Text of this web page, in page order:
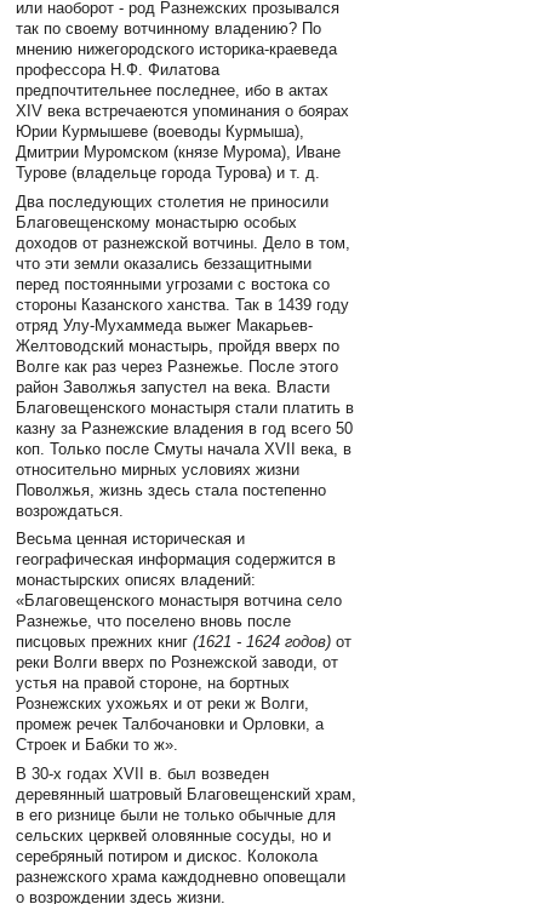
или наоборот - род Разнежских прозывался
так по своему вотчинному владению? По
мнению нижегородского историка-краеведа
профессора Н.Ф. Филатова
предпочтительнее последнее, ибо в актах
XIV века встречаеются упоминания о боярах
Юрии Курмышеве (воеводы Курмыша),
Дмитрии Муромском (князе Мурома), Иване
Турове (владельце города Турова) и т. д.
Два последующих столетия не приносили
Благовещенскому монастырю особых
доходов от разнежской вотчины. Дело в том,
что эти земли оказались беззащитными
перед постоянными угрозами с востока со
стороны Казанского ханства. Так в 1439 году
отряд Улу-Мухаммеда выжег Макарьев-
Желтоводский монастырь, пройдя вверх по
Волге как раз через Разнежье. После этого
район Заволжья запустел на века. Власти
Благовещенского монастыря стали платить в
казну за Разнежские владения в год всего 50
коп. Только после Смуты начала XVII века, в
относительно мирных условиях жизни
Поволжья, жизнь здесь стала постепенно
возрождаться.
Весьма ценная историческая и
географическая информация содержится в
монастырских описях владений:
«Благовещенского монастыря вотчина село
Разнежье, что поселено вновь после
писцовых прежних книг(1621 - 1624 годов) от
реки Волги вверх по Рознежской заводи, от
устья на правой стороне, на бортных
Рознежских ухожьях и от реки ж Волги,
промеж речек Талбочановки и Орловки, а
Строек и Бабки то ж».
В 30-х годах XVII в. был возведен
деревянный шатровый Благовещенский храм,
в его ризнице были не только обычные для
сельских церквей оловянные сосуды, но и
серебряный потиром и дискос. Колокола
разнежского храма каждодневно оповещали
о возрождении здесь жизни.